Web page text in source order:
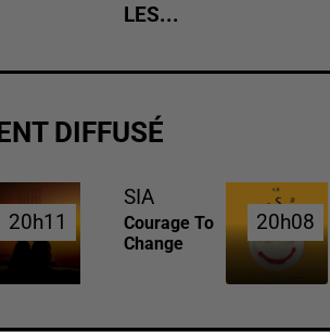
LES...
DIFFUSÉ
20h11
20h11
SIA
Courage To
Change
20h08
20h08